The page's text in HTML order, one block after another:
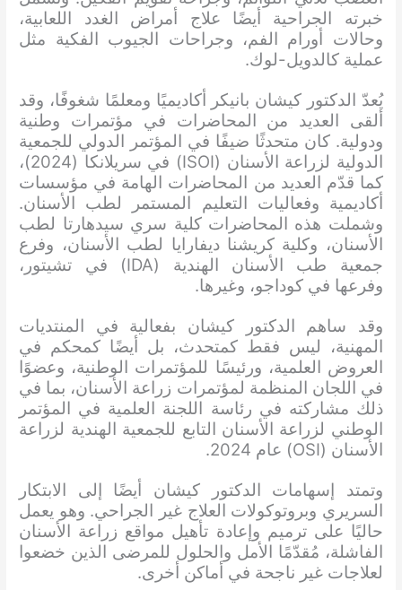
خبرته الجراحية أيضًا علاج أمراض الغدد اللعابية،
وحالات أورام الفم، وجراحات الجيوب الفكية مثل
عملية كالدويل-لوك.
يُعدّ الدكتور كيشان بانيكر أكاديميًا ومعلمًا شغوفًا، وقد
ألقى العديد من المحاضرات في مؤتمرات وطنية
ودولية. كان متحدثًا ضيفًا في المؤتمر الدولي للجمعية
الدولية لزراعة الأسنان (ISOI) في سريلانكا (2024)،
كما قدّم العديد من المحاضرات الهامة في مؤسسات
أكاديمية وفعاليات التعليم المستمر لطب الأسنان.
وشملت هذه المحاضرات كلية سري سيدهارتا لطب
الأسنان، وكلية كريشنا ديفارايا لطب الأسنان، وفرع
جمعية طب الأسنان الهندية (IDA) في تشيتور،
وفرعها في كوداجو، وغيرها.
وقد ساهم الدكتور كيشان بفعالية في المنتديات
المهنية، ليس فقط كمتحدث، بل أيضًا كمحكم في
العروض العلمية، ورئيسًا للمؤتمرات الوطنية، وعضوًا
في اللجان المنظمة لمؤتمرات زراعة الأسنان، بما في
ذلك مشاركته في رئاسة اللجنة العلمية في المؤتمر
الوطني لزراعة الأسنان التابع للجمعية الهندية لزراعة
الأسنان (OSI) عام 2024.
وتمتد إسهامات الدكتور كيشان أيضًا إلى الابتكار
السريري وبروتوكولات العلاج غير الجراحي. وهو يعمل
حاليًا على ترميم وإعادة تأهيل مواقع زراعة الأسنان
الفاشلة، مُقدّمًا الأمل والحلول للمرضى الذين خضعوا
لعلاجات غير ناجحة في أماكن أخرى.